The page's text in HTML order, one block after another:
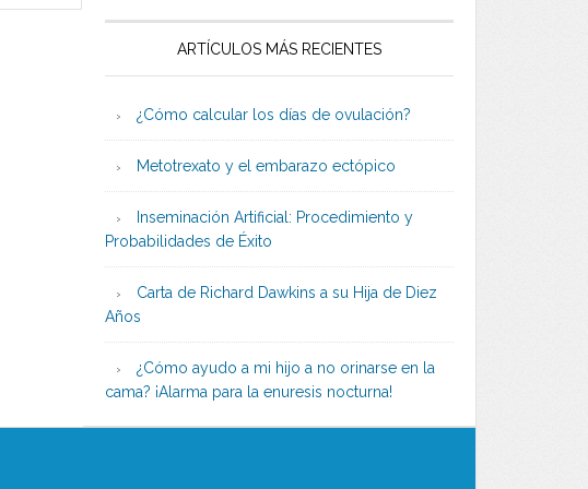
ARTÍCULOS MÁS RECIENTES
¿Cómo calcular los días de ovulación?
Metotrexato y el embarazo ectópico
Inseminación Artificial: Procedimiento y
Probabilidades de Éxito
Carta de Richard Dawkins a su Hija de Diez
Años
¿Cómo ayudo a mi hijo a no orinarse en la
cama? ¡Alarma para la enuresis nocturna!